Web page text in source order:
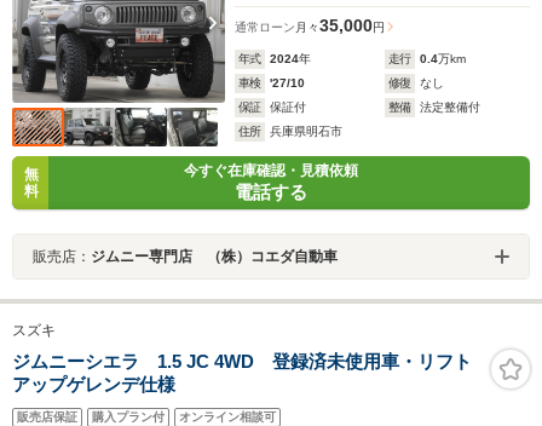
通常ローン 月々35,000円
年式 2024年 走行 0.4万km
車検
'27/10 修復
なし
保証
保証付 整備
法定整備付
住所
兵庫県明石市
無
料
今すぐ在庫確認・見積依頼
電話する
販売店： ジムニー専門店 （株）コエダ自動車
スズキ
ジムニーシエラ 1.5 JC 4WD 登録済未使用車・リフト
アップゲレンデ仕様
販売店保証 購入プラン付 オンライン相談可